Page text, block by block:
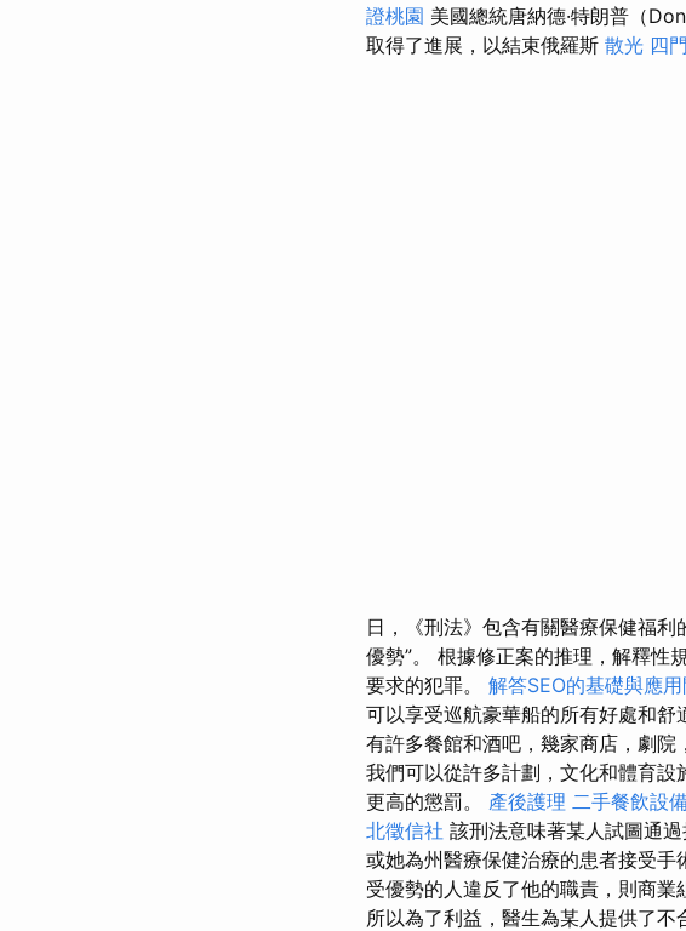
證桃園 美國總統唐納德·特朗普（
取得了進展，以結束俄羅斯 散光 四
日，《刑法》包含有關醫療保健福
優勢”。 根據修正案的推理，解釋性
要求的犯罪。 解答SEO的基礎與應用
可以享受巡航豪華船的所有好處和舒
有許多餐館和酒吧，幾家商店，劇院
我們可以從許多計劃，文化和體育
更高的懲罰。 產後護理 二手餐飲設
北徵信社 該刑法意味著某人試圖通
或她為州醫療保健治療的患者接受手
受優勢的人違反了他的職責，則商業
所以為了利益，醫生為某人提供了